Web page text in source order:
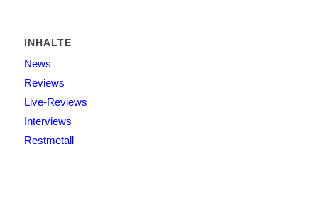
INHALTE
News
Reviews
Live-Reviews
Interviews
Restmetall